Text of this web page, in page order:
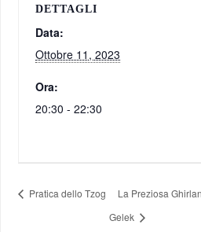
DETTAGLI
Data:
Ottobre 11, 2023
Ora:
20:30 - 22:30
Pratica dello Tzog
La Preziosa
Gelek